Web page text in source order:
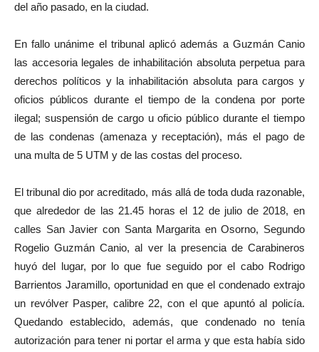
del año pasado, en la ciudad.
En fallo unánime el tribunal aplicó además a Guzmán Canio
las accesoria legales de inhabilitación absoluta perpetua para
derechos políticos y la inhabilitación absoluta para cargos y
oficios públicos durante el tiempo de la condena por porte
ilegal; suspensión de cargo u oficio público durante el tiempo
de las condenas (amenaza y receptación), más el pago de
una multa de 5 UTM y de las costas del proceso.
El tribunal dio por acreditado, más allá de toda duda razonable,
que alrededor de las 21.45 horas el 12 de julio de 2018, en
calles San Javier con Santa Margarita en Osorno, Segundo
Rogelio Guzmán Canio, al ver la presencia de Carabineros
huyó del lugar, por lo que fue seguido por el cabo Rodrigo
Barrientos Jaramillo, oportunidad en que el condenado extrajo
un revólver Pasper, calibre 22, con el que apuntó al policía.
Quedando establecido, además, que condenado no tenía
autorización para tener ni portar el arma y que esta había sido